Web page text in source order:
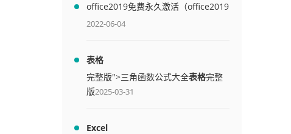
office2019免费永久激活（office2019
免费永久激活码）
2022-06-04
表格
完整版">三角函数公式大全表格完整
版2025-03-31
Excel